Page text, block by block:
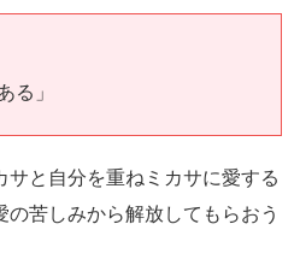
る」
サと自分を重ねミカサに愛する
苦しみから解放してもらおう